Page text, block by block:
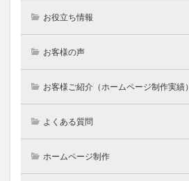
お役立ち情報
お客様の声
お客様ご紹介（ホームページ制作実績）
よくある質問
ホームページ制作